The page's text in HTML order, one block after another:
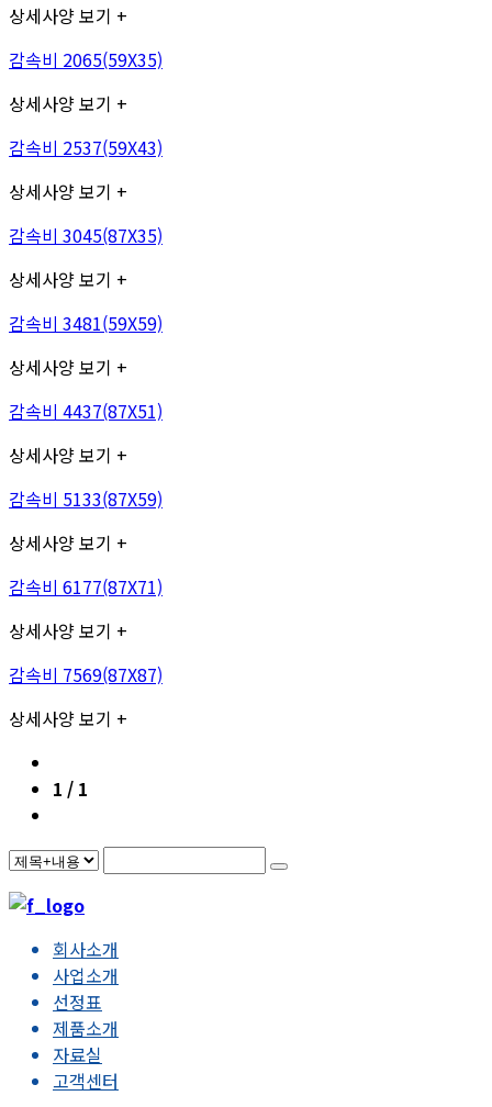
상세사양 보기 +
감속비 2065(59X35)
상세사양 보기 +
감속비 2537(59X43)
상세사양 보기 +
감속비 3045(87X35)
상세사양 보기 +
감속비 3481(59X59)
상세사양 보기 +
감속비 4437(87X51)
상세사양 보기 +
감속비 5133(87X59)
상세사양 보기 +
감속비 6177(87X71)
상세사양 보기 +
감속비 7569(87X87)
상세사양 보기 +
1 / 1
회사소개
사업소개
선정표
제품소개
자료실
고객센터